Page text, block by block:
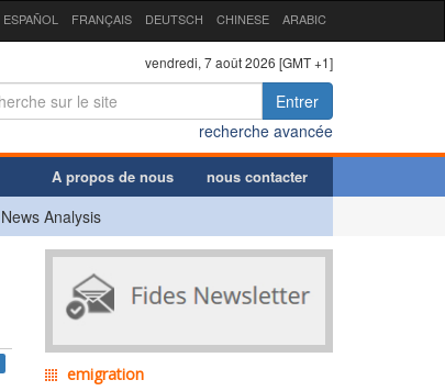
ESPAÑOL FRANÇAIS DEUTSCH CHINESE ARABIC
vendredi, 7 août 2026 [GMT +1]
Entrer
recherche avancée
A propos de nous nous contacter
News Analysis
emigration